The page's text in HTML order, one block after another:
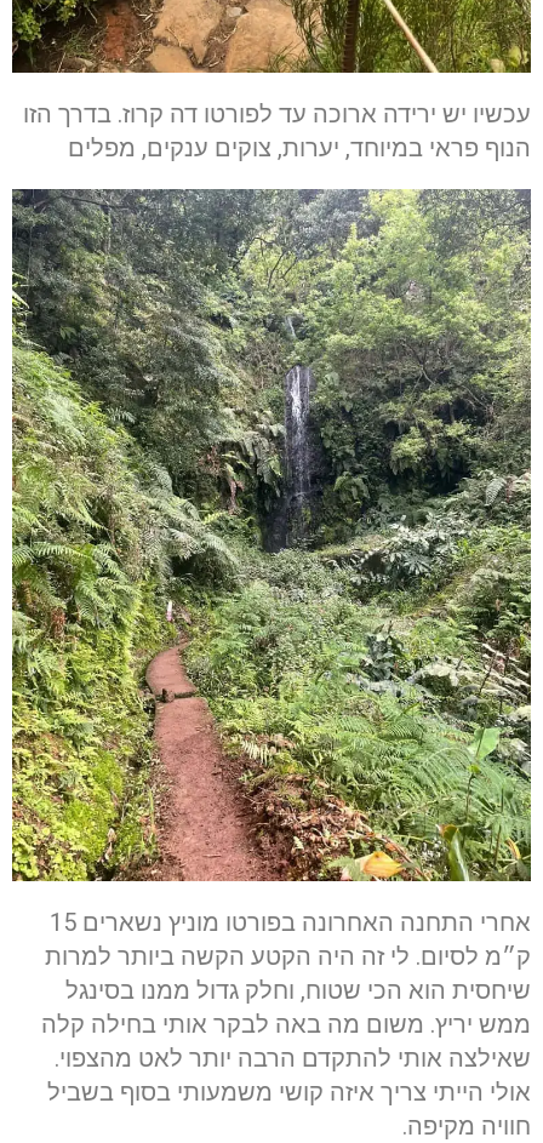
עכשיו יש ירידה ארוכה עד לפורטו דה קרוז. בדרך הזו
הנוף פראי במיוחד, יערות, צוקים ענקים, מפלים
אחרי התחנה האחרונה בפורטו מוניץ נשארים 15
ק״מ לסיום. לי זה היה הקטע הקשה ביותר למרות
שיחסית הוא הכי שטוח, וחלק גדול ממנו בסינגל
ממש יריץ. משום מה באה לבקר אותי בחילה קלה
שאילצה אותי להתקדם הרבה יותר לאט מהצפוי.
אולי הייתי צריך איזה קושי משמעותי בסוף בשביל
חוויה מקיפה.